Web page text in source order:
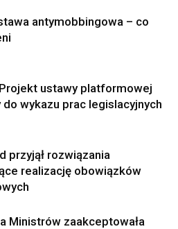
antymobbingowa – co
ustawy platformowej
do wykazu prac legislacyjnych
przyjął rozwiązania
realizację obowiązków
Ministrów zaakceptowała